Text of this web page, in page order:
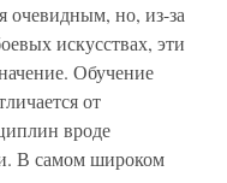
очевидным, но, из-за
искусствах, эти
Обучение
от
вроде
В самом широком